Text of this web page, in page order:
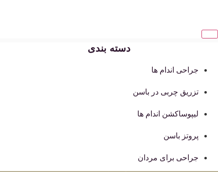
دسته بندی
جراحی اندام ها
تزریق چربی در باسن
لیپوساکشن اندام ها
پروتز باسن
جراحی برای مردان